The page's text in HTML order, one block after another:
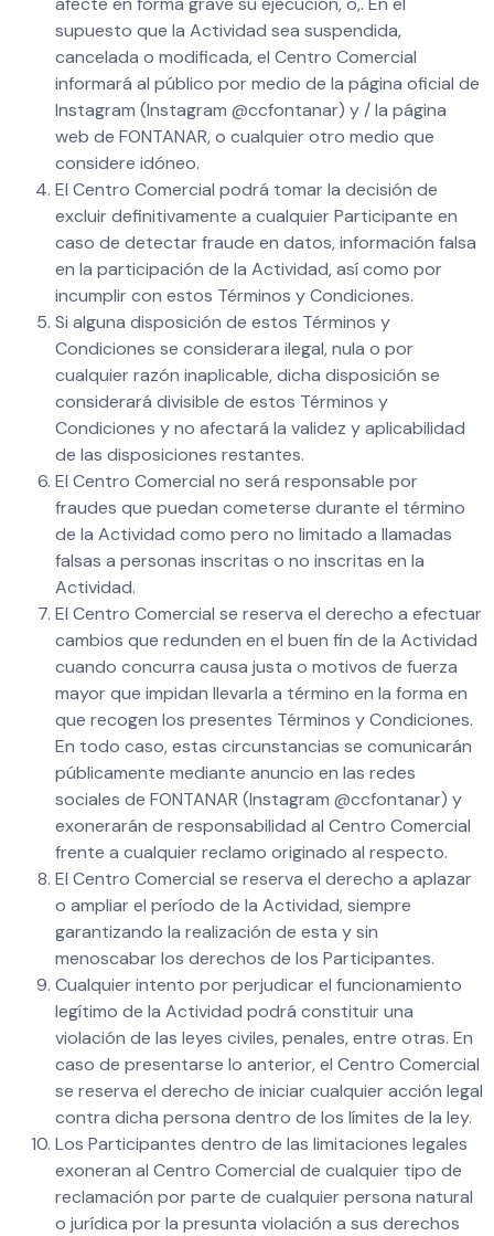
supuesto que la Actividad sea suspendida,
cancelada o modificada, el Centro Comercial
informará al público por medio de la página oficial de
Instagram (Instagram @ccfontanar) y / la página
web de FONTANAR, o cualquier otro medio que
considere idóneo.
El Centro Comercial podrá tomar la decisión de
excluir definitivamente a cualquier Participante en
caso de detectar fraude en datos, información falsa
en la participación de la Actividad, así como por
incumplir con estos Términos y Condiciones.
Si alguna disposición de estos Términos y
Condiciones se considerara ilegal, nula o por
cualquier razón inaplicable, dicha disposición se
considerará divisible de estos Términos y
Condiciones y no afectará la validez y aplicabilidad
de las disposiciones restantes.
El Centro Comercial no será responsable por
fraudes que puedan cometerse durante el término
de la Actividad como pero no limitado a llamadas
falsas a personas inscritas o no inscritas en la
Actividad.
El Centro Comercial se reserva el derecho a efectuar
cambios que redunden en el buen fin de la Actividad
cuando concurra causa justa o motivos de fuerza
mayor que impidan llevarla a término en la forma en
que recogen los presentes Términos y Condiciones.
En todo caso, estas circunstancias se comunicarán
públicamente mediante anuncio en las redes
sociales de FONTANAR (Instagram @ccfontanar) y
exonerarán de responsabilidad al Centro Comercial
frente a cualquier reclamo originado al respecto.
El Centro Comercial se reserva el derecho a aplazar
o ampliar el período de la Actividad, siempre
garantizando la realización de esta y sin
menoscabar los derechos de los Participantes.
Cualquier intento por perjudicar el funcionamiento
legítimo de la Actividad podrá constituir una
violación de las leyes civiles, penales, entre otras. En
caso de presentarse lo anterior, el Centro Comercial
se reserva el derecho de iniciar cualquier acción legal
contra dicha persona dentro de los límites de la ley.
Los Participantes dentro de las limitaciones legales
exoneran al Centro Comercial de cualquier tipo de
reclamación por parte de cualquier persona natural
o jurídica por la presunta violación a sus derechos